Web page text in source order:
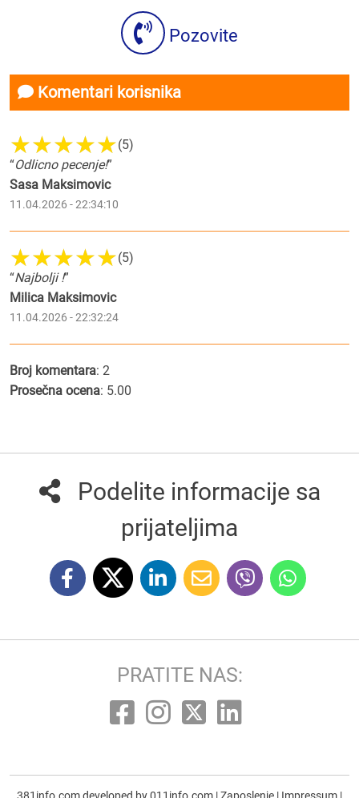
Pozovite
Komentari korisnika
(5)
“Odlicno pecenje!”
Sasa Maksimovic
11.04.2026 - 22:34:10
(5)
“Najbolji !”
Milica Maksimovic
11.04.2026 - 22:32:24
Broj komentara: 2
Prosečna ocena: 5.00
Podelite informacije sa
prijateljima
PRATITE NAS:
381info.com developed by011info.com |Zaposlenje | Impressum |